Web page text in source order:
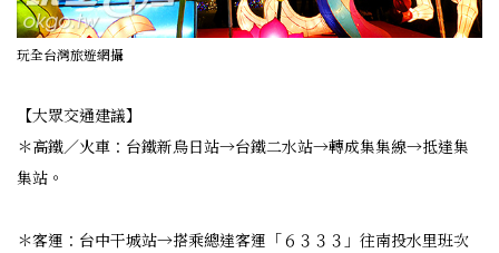
玩全台灣旅遊網攝
【大眾交通建議】
＊高鐵／火車：台鐵新烏日站→台鐵二水站→轉成集集線→抵達集
集站。
＊客運：台中干城站→搭乘總達客運「６３３３」往南投水里班次